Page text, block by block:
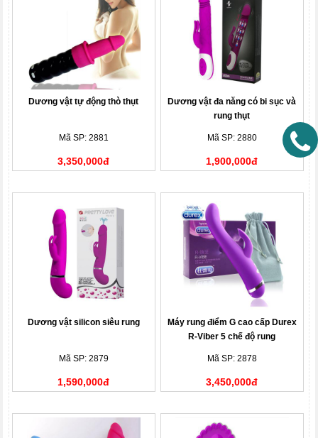
Dương vật tự động thò thụt
Mã SP: 2881
3,350,000đ
Dương vật đa năng có bi sục và
rung thụt
Mã SP: 2880
1,900,000đ
Dương vật silicon siêu rung
Mã SP: 2879
1,590,000đ
Máy rung điểm G cao cấp Durex
R-Viber 5 chế độ rung
Mã SP: 2878
3,450,000đ